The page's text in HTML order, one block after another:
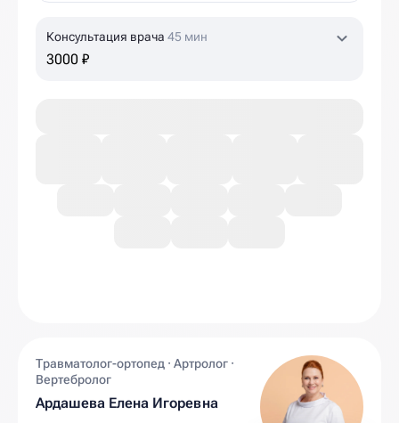
Консультация врача 45 мин
3000 ₽
Травматолог-ортопед · Артролог ·
Вертебролог
Ардашева Елена Игоревна